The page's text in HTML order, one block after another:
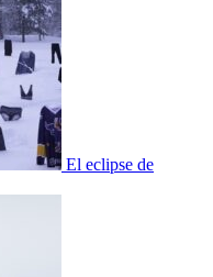
El eclipse de